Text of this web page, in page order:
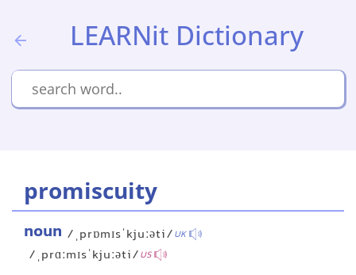
LEARNit Dictionary
promiscuity
noun /ˌprɒmɪsˈkjuːəti/UK
/ˌprɑːmɪsˈkjuːəti/US